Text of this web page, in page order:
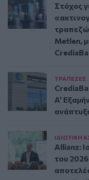
Στόχος
Metlen,
ΤΡAΠΕΖΕΣ
A’
ΙΔΙΩΤΙΚΗ
Allianz:
του